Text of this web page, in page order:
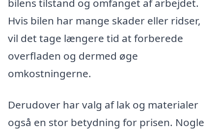
bilens tilstand og omfanget af arbejdet.
Hvis bilen har mange skader eller ridser,
vil det tage længere tid at forberede
overfladen og dermed øge
omkostningerne.
Derudover har valg af lak og materialer
også en stor betydning for prisen. Nogle